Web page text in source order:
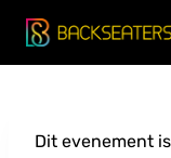
Doorgaan
naar
Dit evenement